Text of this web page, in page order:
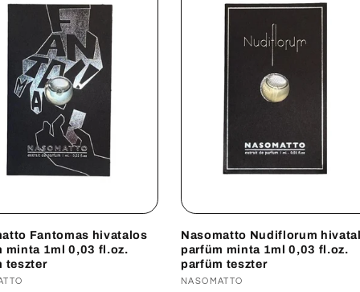
Fantomas hivatalos
minta 1ml 0,03 fl.oz.
teszter
Nasomatto Nudiflorum
parfüm minta 1ml 0,03 fl.oz.
parfüm teszter
Forgalmazó:
NASOMATTO